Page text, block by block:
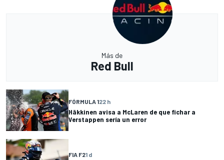
Más de
Red Bull
FÓRMULA 122 h
Häkkinen avisa a McLaren de que fichar a
Verstappen sería un error
FIA F21 d